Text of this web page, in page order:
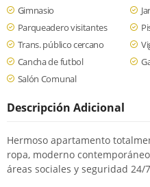
Gimnasio
Parqueadero visitantes
Trans. público cercano
Cancha de futbol
Salón Comunal
Descripción Adicional
Hermoso apartamento
ropa, moderno
áreas sociales y seguridad 24/